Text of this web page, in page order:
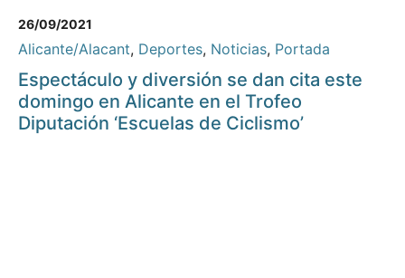
26/09/2021
Alicante/Alacant, Deportes, Noticias, Portada
Espectáculo y diversión se dan cita este
domingo en Alicante en el Trofeo
Diputación ‘Escuelas de Ciclismo’